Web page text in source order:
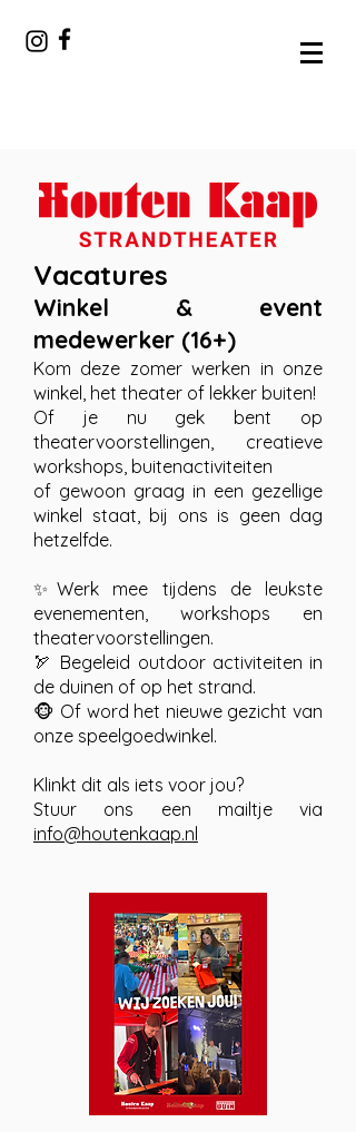
Vacatures
Winkel & event
medewerker (16+)
Kom deze zomer werken in onze
winkel, het theater of lekker buiten!
Of je nu gek bent op
theatervoorstellingen, creatieve
workshops, buitenactiviteiten
of gewoon graag in een gezellige
winkel staat, bij ons is geen dag
hetzelfde.
✨Werk mee tijdens de leukste
evenementen, workshops en
theatervoorstellingen.
🏹 Begeleid outdoor activiteiten in
de duinen of op het strand.
🐵 Of word het nieuwe gezicht van
onze speelgoedwinkel.
Klinkt dit als iets voor jou?
Stuur ons een mailtje via
info@houtenkaap.nl